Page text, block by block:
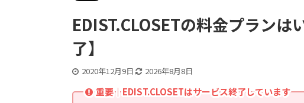
EDIST.CLOSETの料金プラン
了】
2020年12月9日 2026年8月8日
重要｜EDIST.CLOSETはサービス終了しています